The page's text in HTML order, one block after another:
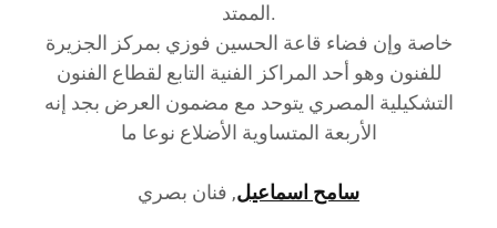
الممتد.
خاصة وإن فضاء قاعة الحسين فوزي بمركز الجزيرة
للفنون وهو أحد المراكز الفنية التابع لقطاع الفنون
التشكيلية المصري يتوحد مع مضمون العرض بجد إنه
الأربعة المتساوية الأضلاع نوعا ما
سامح اسماعيل, فنان بصري